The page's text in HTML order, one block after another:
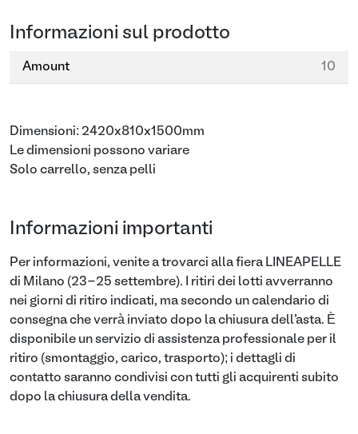
Informazioni sul prodotto
Amount 10
Dimensioni: 2420x810x1500mm
Le dimensioni possono variare
Solo carrello, senza pelli
Informazioni importanti
Per informazioni, venite a trovarci alla fiera LINEAPELLE
di Milano (23-25 settembre). I ritiri dei lotti avverranno
nei giorni di ritiro indicati, ma secondo un calendario di
consegna che verrà inviato dopo la chiusura dell'asta. È
disponibile un servizio di assistenza professionale per il
ritiro (smontaggio, carico, trasporto); i dettagli di
contatto saranno condivisi con tutti gli acquirenti subito
dopo la chiusura della vendita.